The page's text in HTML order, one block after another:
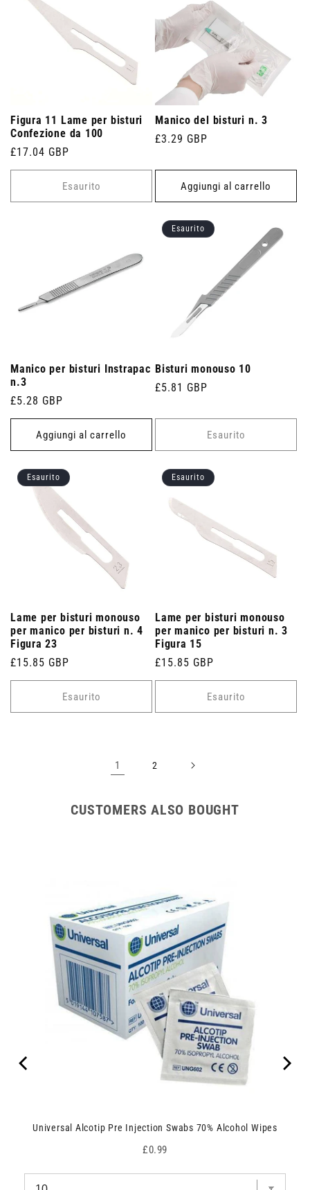
Figura 11 Lame per bisturi
Confezione da 100
Prezzo
di
£17.04 GBP
Esaurito
Manico del bisturi n. 3
Prezzo
listino
£3.29 GBP
Aggiungi al carrello
Manico per bisturi Instrapac
n.3
Prezzo
di
listino
£5.28 GBP
Aggiungi al carrello
Esaurito
Bisturi monouso 10
Prezzo
listino
£5.81 GBP
Esaurito
Esaurito
Lame per bisturi monouso
per manico per bisturi n. 4
Figura 23
Prezzo
di
£15.85 GBP
Esaurito
Esaurito
Lame per bisturi monouso
per manico per bisturi n. 3
Figura 15
Prezzo
di
£15.85 GBP
Esaurito
1 2
CUSTOMERS ALSO BOUGHT
Universal Alcotip Pre Injection Swabs 70% Alcohol Wipes
Price
£0.99